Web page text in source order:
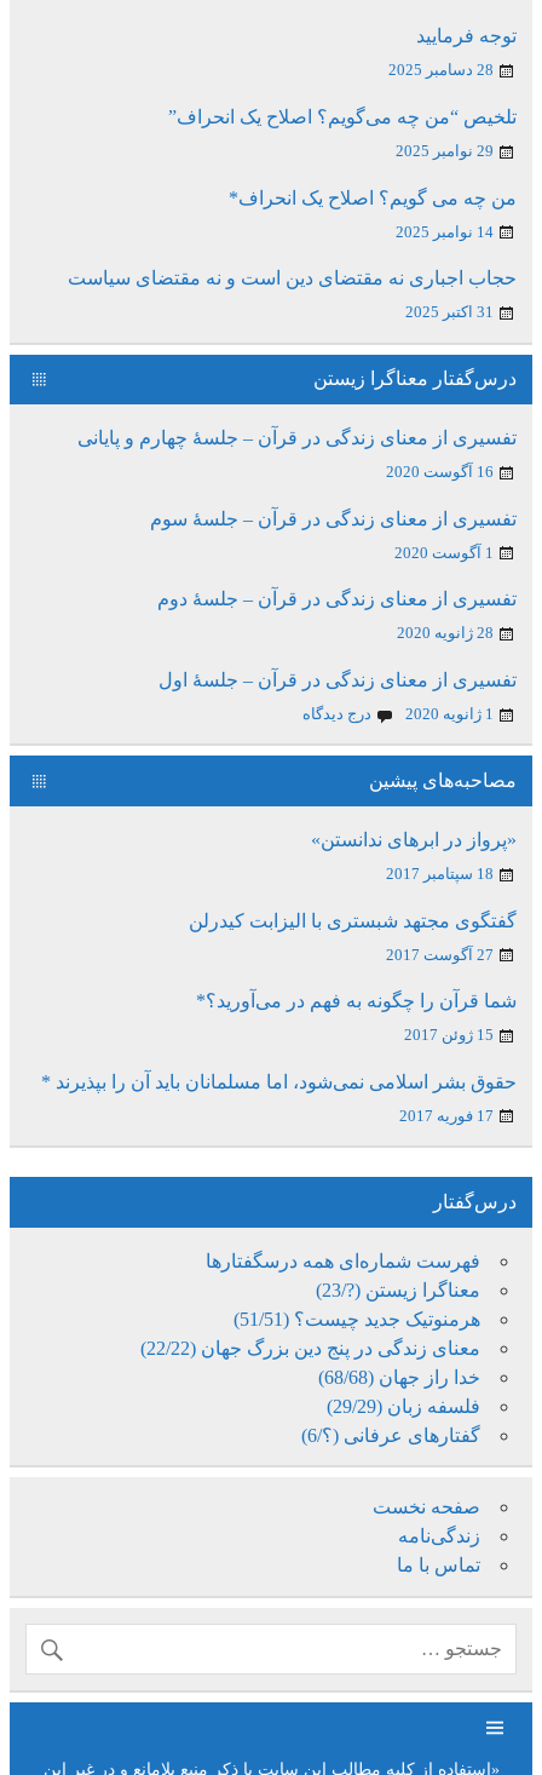
توجه فرمایید
28 دسامبر 2025
تلخیص “من چه می‌گویم؟ اصلاح یک انحراف”
29 نوامبر 2025
من چه می گویم؟ اصلاح یک انحراف*
14 نوامبر 2025
حجاب اجباری نه مقتضای دین است و نه مقتضای سیاست
31 اکتبر 2025
درس‌گفتار معناگرا زیستن
تفسیری از معنای زندگی در قرآن – جلسۀ چهارم و پایانی
16 آگوست 2020
تفسیری از معنای زندگی در قرآن – جلسۀ سوم
1 آگوست 2020
تفسیری از معنای زندگی در قرآن – جلسۀ دوم
28 ژانویه 2020
تفسیری از معنای زندگی در قرآن – جلسۀ اول
1 ژانویه 2020 درج دیدگاه
مصاحبه‌های پیشین
«پرواز در ابرهای ندانستن»
18 سپتامبر 2017
گفتگوی مجتهد شبستری با الیزابت کیدرلن
27 آگوست 2017
شما قرآن را چگونه به فهم در می‌آورید؟*
15 ژوئن 2017
حقوق بشر اسلامی نمی‌شود، اما مسلمانان باید آن را بپذیرند *
17 فوریه 2017
درس‌گفتار
فهرست شماره‌ای همه درسگفتارها
معناگرا زیستن (?/23)
هرمنوتیک جدید چیست؟ (51/51)
معنای زندگی در پنج دین بزرگ جهان (22/22)
خدا راز جهان (68/68)
فلسفه زبان (29/29)
گفتارهای عرفانی (؟/6)
صفحه نخست
زندگی‌نامه
تماس با ما
«استفاده از کلیه مطالب این سایت با ذکر منبع بلامانع و در غیر این